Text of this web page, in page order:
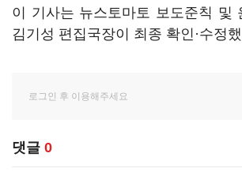
이 기사는 뉴스토마토 보도준칙 및
김기성 편집국장이 최종 확인·수정
댓글 0